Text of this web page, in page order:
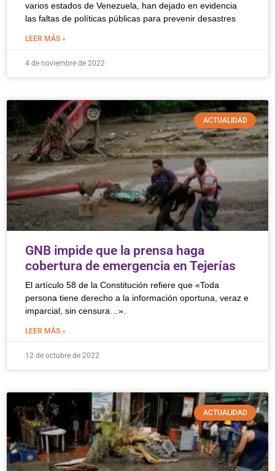
varios estados de Venezuela, han dejado en evidencia
las faltas de políticas públicas para prevenir desastres
LEER MÁS »
4 de noviembre de 2022
ACTUALIDAD
GNB impide que la prensa haga
cobertura de emergencia en Tejerías
El artículo 58 de la Constitución refiere que «Toda
persona tiene derecho a la información oportuna, veraz e
imparcial, sin censura…».
LEER MÁS »
12 de octubre de 2022
ACTUALIDAD